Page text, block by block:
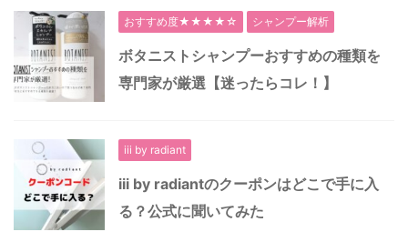
おすすめ度★★★★☆ シャンプー解析
ボタニストシャンプーおすすめの種類を
専門家が厳選【迷ったらコレ！】
iii by radiant
iii by radiantのクーポンはどこで手に入
る？公式に聞いてみた